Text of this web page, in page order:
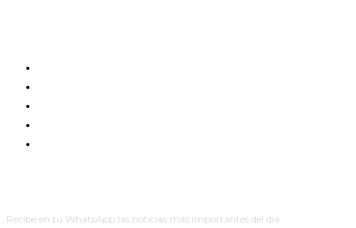
Recibe en tu WhatsApp las noticias más importantes del día